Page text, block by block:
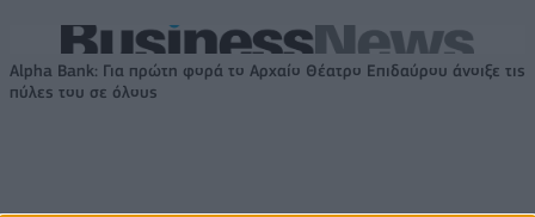
Alpha Bank: Για πρώτη φορά το Αρχαίο Θέατρο Επιδαύρου άνοιξε τις
πύλες του σε όλους